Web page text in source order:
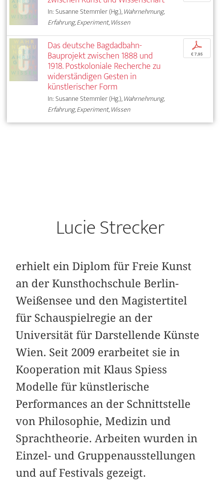
In: Susanne Stemmler (Hg.),Wahrnehmung,
Erfahrung, Experiment, Wissen
Das deutsche Bagdadbahn-
Bauprojekt zwischen 1888 und
1918. Postkoloniale Recherche zu
widerständigen Gesten in
künstlerischer Form
In: Susanne Stemmler (Hg.),Wahrnehmung,
Erfahrung, Experiment, Wissen
p
€ 7,95
Lucie Strecker
erhielt ein Diplom für Freie Kunst
an der Kunsthochschule Berlin-
Weißensee und den Magistertitel
für Schauspielregie an der
Universität für Darstellende Künste
Wien. Seit 2009 erarbeitet sie in
Kooperation mit Klaus Spiess
Modelle für künstlerische
Performances an der Schnittstelle
von Philosophie, Medizin und
Sprachtheorie. Arbeiten wurden in
Einzel- und Gruppenausstellungen
und auf Festivals gezeigt.